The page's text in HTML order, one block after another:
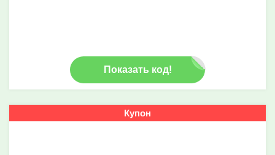
Показать код!
Купон